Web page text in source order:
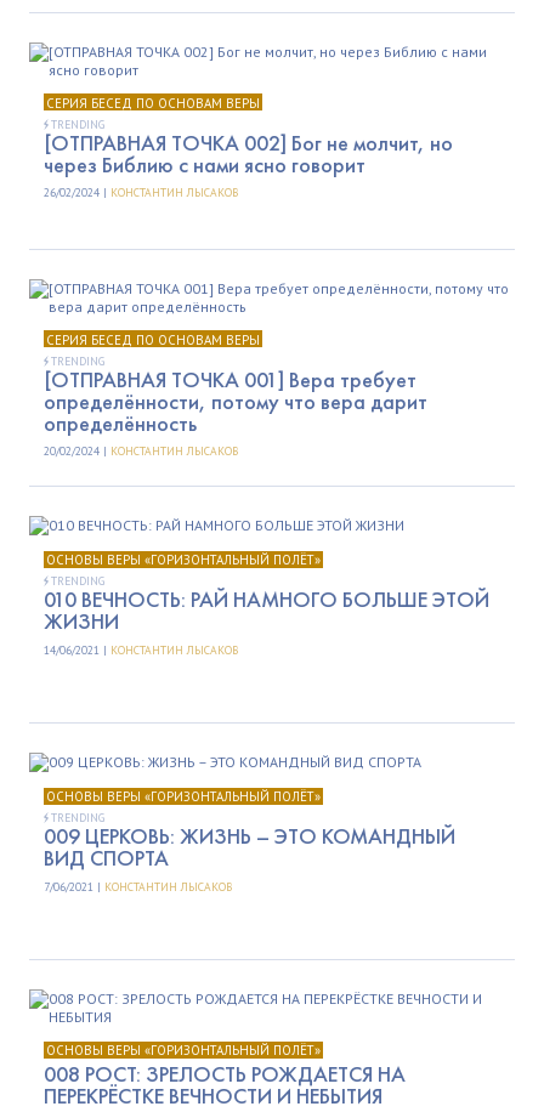
СЕРИЯ БЕСЕД ПО ОСНОВАМ ВЕРЫ
TRENDING
[ОТПРАВНАЯ ТОЧКА 002] Бог не молчит, но
через Библию с нами ясно говорит
26/02/2024 | КОНСТАНТИН ЛЫСАКОВ
СЕРИЯ БЕСЕД ПО ОСНОВАМ ВЕРЫ
TRENDING
[ОТПРАВНАЯ ТОЧКА 001] Вера требует
определённости, потому что вера дарит
определённость
20/02/2024 | КОНСТАНТИН ЛЫСАКОВ
ОСНОВЫ ВЕРЫ «ГОРИЗОНТАЛЬНЫЙ ПОЛЁТ»
TRENDING
010 ВЕЧНОСТЬ: РАЙ НАМНОГО БОЛЬШЕ ЭТОЙ
ЖИЗНИ
14/06/2021 | КОНСТАНТИН ЛЫСАКОВ
ОСНОВЫ ВЕРЫ «ГОРИЗОНТАЛЬНЫЙ ПОЛЁТ»
TRENDING
009 ЦЕРКОВЬ: ЖИЗНЬ – ЭТО КОМАНДНЫЙ
ВИД СПОРТА
7/06/2021 | КОНСТАНТИН ЛЫСАКОВ
ОСНОВЫ ВЕРЫ «ГОРИЗОНТАЛЬНЫЙ ПОЛЁТ»
008 РОСТ: ЗРЕЛОСТЬ РОЖДАЕТСЯ НА
ПЕРЕКРЁСТКЕ ВЕЧНОСТИ И НЕБЫТИЯ